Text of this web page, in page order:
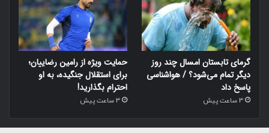
گرمای تابستان امسال چند روز
دیگر تمام می‌شود؟ / هواشناسی
پاسخ داد
3 ساعت پیش
حمایت ویژه از رامین رضاییان؛
برای استقلال جنگیده، به او
احترام بگذارید!
3 ساعت پیش